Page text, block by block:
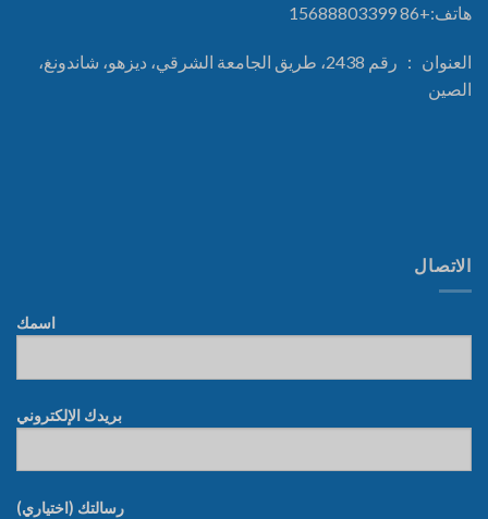
هاتف:+86 15688803399
العنوان ： رقم 2438، طريق الجامعة الشرقي، ديزهو، شاندونغ،
الصين
الاتصال
اسمك
بريدك الإلكتروني
رسالتك (اختياري)